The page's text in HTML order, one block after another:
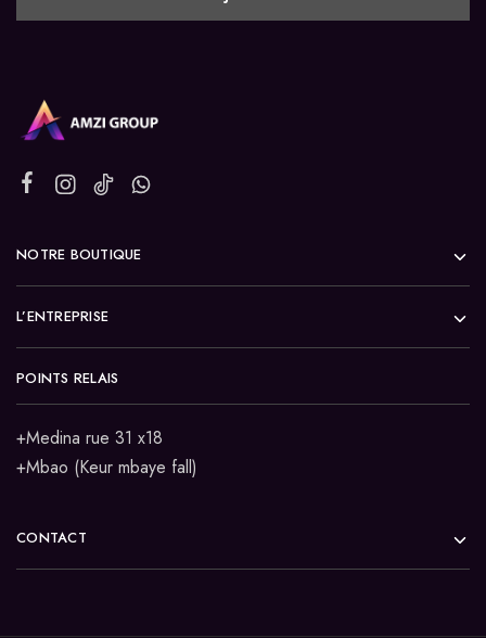
NOTRE BOUTIQUE
L’ENTREPRISE
POINTS RELAIS
+Medina rue 31 x18
+Mbao (Keur mbaye fall)
CONTACT